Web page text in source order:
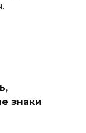
знаки